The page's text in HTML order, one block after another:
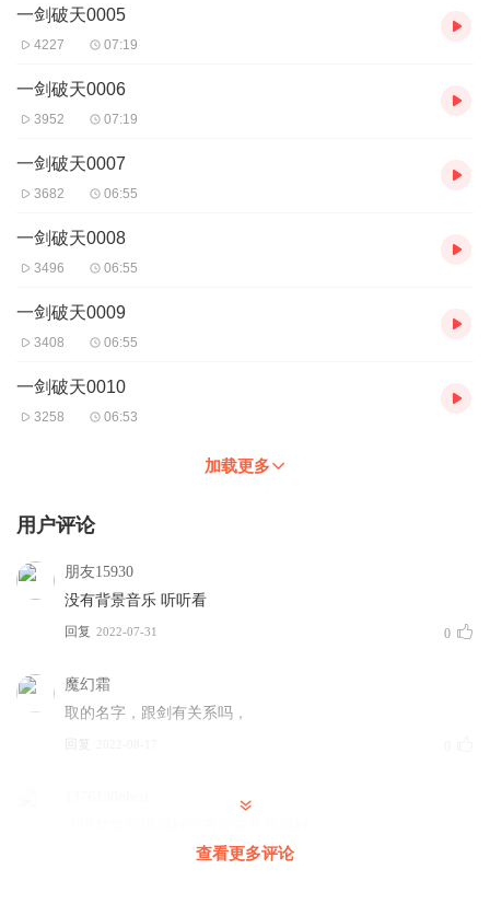
一剑破天0005
4227 07:19
一剑破天0006
3952 07:19
一剑破天0007
3682 06:55
一剑破天0008
3496 06:55
一剑破天0009
3408 06:55
一剑破天0010
3258 06:53
加载更多
用户评论
朋友15930
没有背景音乐 听听看
回复 2022-07-31 0
魔幻霜
取的名字，跟剑有关系吗，
回复
查看更多评论